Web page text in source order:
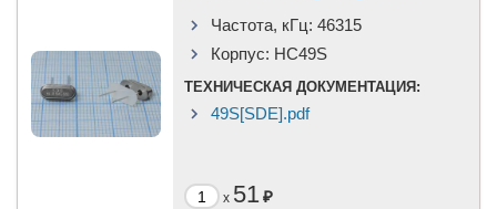
Частота, кГц: 46315
Корпус: HC49S
ТЕХНИЧЕСКАЯ ДОКУМЕНТАЦИЯ:
49S[SDE].pdf
x 51₽